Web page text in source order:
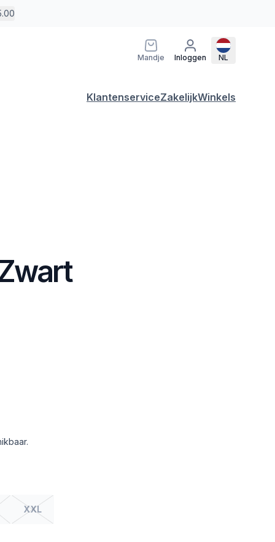
Mandje Inloggen NL
KlantenserviceZakelijkWinkels
XXL